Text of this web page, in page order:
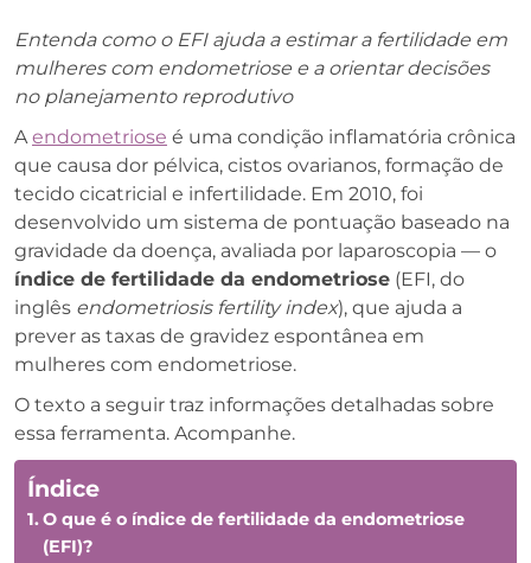
Entenda como o EFI ajuda a estimar a fertilidade em
mulheres com endometriose e a orientar decisões
no planejamento reprodutivo
Aendometriose é uma condição inflamatória crônica
que causa dor pélvica, cistos ovarianos, formação de
tecido cicatricial e infertilidade. Em 2010, foi
desenvolvido um sistema de pontuação baseado na
gravidade da doença, avaliada por laparoscopia — o
índice de fertilidade da endometriose (EFI, do
inglês endometriosis fertility index), que ajuda a
prever as taxas de gravidez espontânea em
mulheres com endometriose.
O texto a seguir traz informações detalhadas sobre
essa ferramenta. Acompanhe.
Índice
O que é o índice de fertilidade da endometriose
(EFI)?